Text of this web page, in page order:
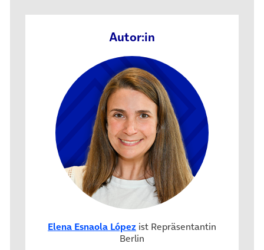
Autor:in
Elena Esnaola López ist Repräsentantin
Berlin